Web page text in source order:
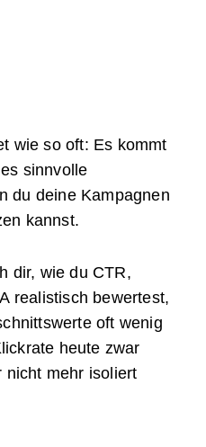
wie so oft: Es kommt
sinnvolle
du deine Kampagnen
kannst.
dir, wie du CTR,
realistisch bewertest,
oft wenig
heute zwar
nicht mehr isoliert